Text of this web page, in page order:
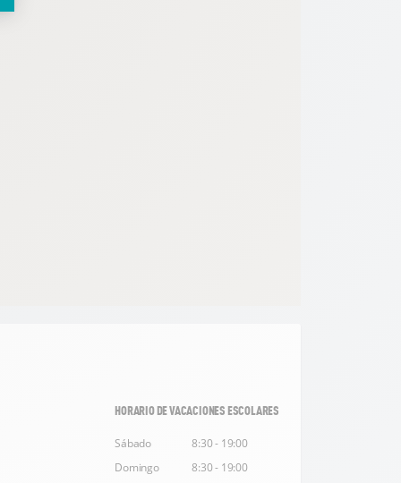
HORARIO DE VACACIONES ESCOLARES
Sábado
8:30 - 19:00
Domingo
8:30 - 19:00